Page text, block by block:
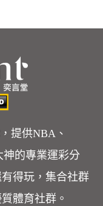
提供NBA、
的專業運彩分
得玩，集合社群
體育社群。